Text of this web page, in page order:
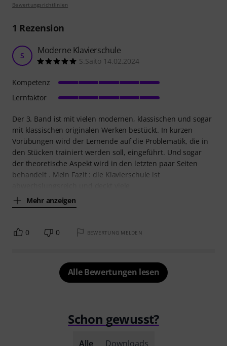
Bewertungsrichtlinien
1 Rezension
S Moderne Klavierschule
S.Saito 14.02.2024
Der 3. Band ist mit vielen modernen, klassischen und sogar
mit klassischen originalen Werken bestückt. In kurzen
Vorübungen wird der Lernende auf die Problematik, die in
den Stücken trainiert werden soll, eingeführt. Und sogar
der theoretische Aspekt wird in den letzten paar Seiten
behandelt . Mein Fazit : die Klavierschule ist
Mehr anzeigen
Kompetenz
Lernfaktor
0 0 BEWERTUNG MELDEN
Alle Bewertungen lesen
Schon gewusst?
Alle Downloads